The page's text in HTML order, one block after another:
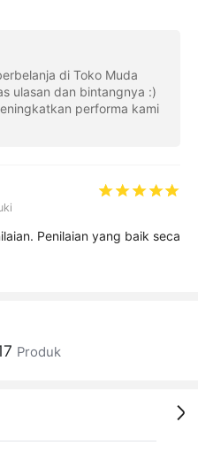
di Toko Muda
ulasan dan bintangnya :)
performa kami
Penilaian yang baik seca
Produk